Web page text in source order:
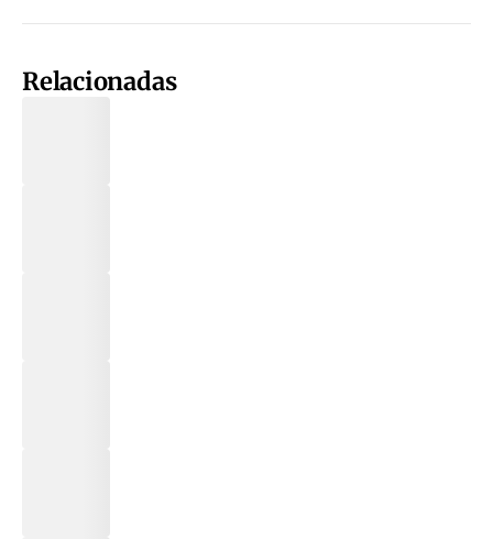
Relacionadas